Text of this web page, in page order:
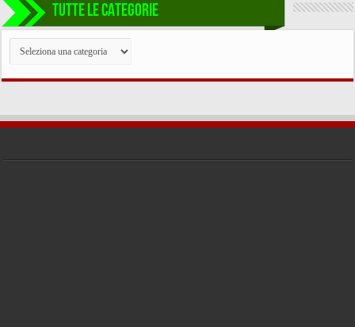
TUTTE LE CATEGORIE
TUTTE
CATEGORIE